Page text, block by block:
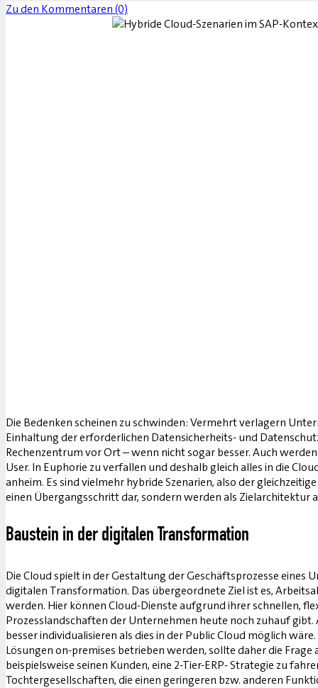
Zu den Kommentaren (0)
Die Bedenken scheinen zu schwinden: Vermehrt verlagern
Einhaltung der erforderlichen Datensicherheits- und
Rechenzentrum vor Ort – wenn nicht sogar besser. Auch
User. In Euphorie zu verfallen und deshalb gleich alles in die
anheim. Es sind vielmehr hybride Szenarien, also der
einen Übergangsschritt dar, sondern werden als Zielarchitektur
Baustein in der digitalen Transformation
Die Cloud spielt in der Gestaltung der Geschäftsprozesse
digitalen Transformation. Das übergeordnete Ziel ist es,
werden. Hier können Cloud-Dienste aufgrund ihrer schnellen,
Prozesslandschaften der Unternehmen heute noch zuhauf gibt.
besser individualisieren als dies in der Public Cloud möglich
Lösungen on-premises betrieben werden, sollte daher die
beispielsweise seinen Kunden, eine 2-Tier-ERP- Strategie zu
Tochtergesellschaften, die einen geringeren bzw. anderen